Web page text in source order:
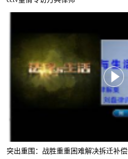
突出重围：战胜重重困难解决拆迁补偿